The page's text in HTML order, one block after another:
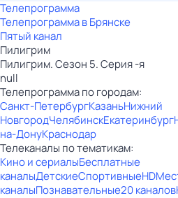
Телепрограмма
Телепрограмма в Брянске
Пятый канал
Пилигрим
Пилигрим. Сезон 5. Серия -я
null
Телепрограмма по городам:
Санкт-ПетербургКазаньНижний
НовгородЧелябинскЕкатеринбург
на-ДонуКраснодар
Телеканалы по тематикам:
Кино и сериалыБесплатные
каналыДетскиеСпортивныеHD
каналыПознавательные20 каналов